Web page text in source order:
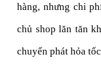
hàng, nhưng chi
chủ shop lăn tăn
chuyển phát hỏa